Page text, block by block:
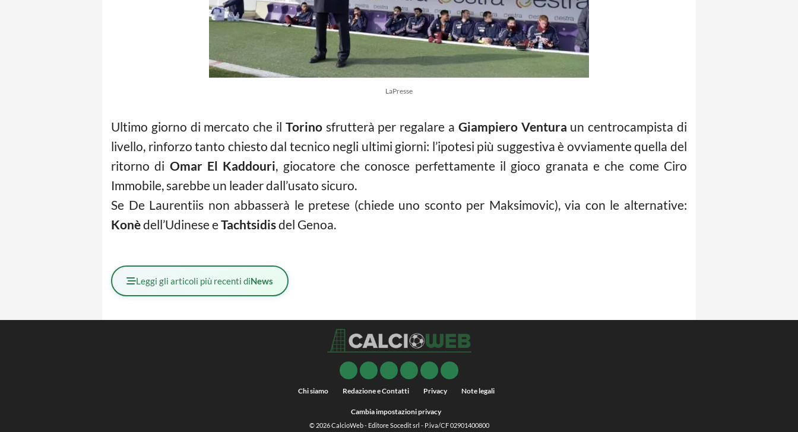
LaPresse
Ultimo giorno di mercato che il Torinosfrutterà per regalare a Giampiero Ventura un centrocampista di
livello, rinforzo tanto chiesto dal tecnico negli ultimi giorni: l’ipotesi più suggestiva è ovviamente quella del
ritorno di Omar El Kaddouri, giocatore che conosce perfettamente il gioco granata e che come Ciro
Immobile, sarebbe un leader dall’usato sicuro.
Se De Laurentiis non abbasserà le pretese (chiede uno sconto per Maksimovic), via con le alternative:
Konèdell’Udinese eTachtsidisdel Genoa.
Leggi gli articoli più recenti diNews
Chi siamo Redazione e Contatti Privacy Note legali
Cambia impostazioni privacy
© 2026CalcioWeb- Editore Socedit srl - P.iva/CF 02901400800